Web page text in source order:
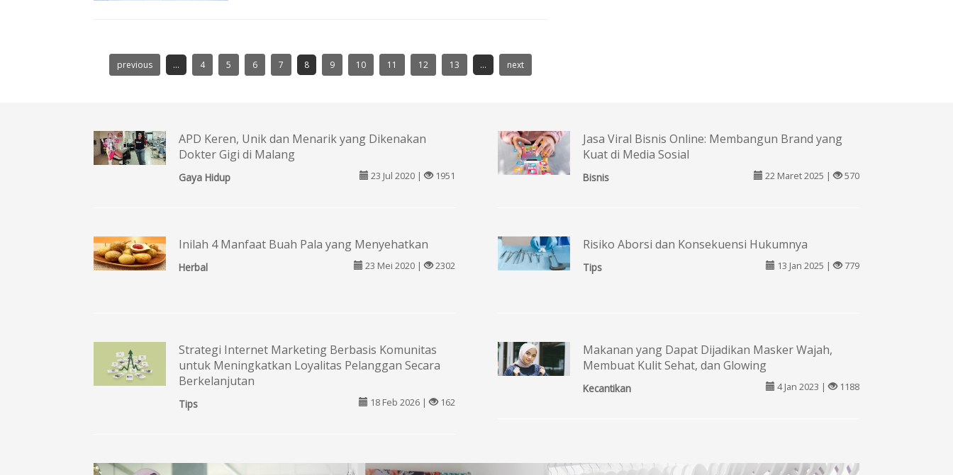
previous ... 4 5 6 7 8 9 10 11 12 13 ... next
APD Keren, Unik dan Menarik yang Dikenakan
Dokter Gigi di Malang
Gaya Hidup 23 Jul 2020 | 1951
Jasa Viral Bisnis Online: Membangun Brand yang
Kuat di Media Sosial
Bisnis 22 Maret 2025 | 570
Inilah 4 Manfaat Buah Pala yang Menyehatkan
Herbal 23 Mei 2020 | 2302
Risiko Aborsi dan Konsekuensi Hukumnya
Tips 13 Jan 2025 | 779
Strategi Internet Marketing Berbasis Komunitas
untuk Meningkatkan Loyalitas Pelanggan Secara
Berkelanjutan
Tips 18 Feb 2026 | 162
Makanan yang Dapat Dijadikan Masker Wajah,
Membuat Kulit Sehat, dan Glowing
Kecantikan 4 Jan 2023 | 1188